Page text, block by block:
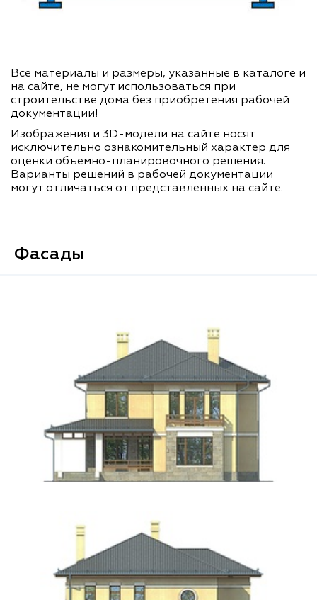
Все материалы и размеры, указанные в каталоге и
на сайте, не могут использоваться при
строительстве дома без приобретения рабочей
документации!
Изображения и 3D-модели на сайте носят
исключительно ознакомительный характер для
оценки объемно-планировочного решения.
Варианты решений в рабочей документации
могут отличаться от представленных на сайте.
Фасады